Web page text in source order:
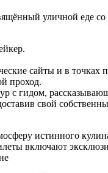
уличной еде
сайты и в точках
проход.
с гидом,
свой
истинного
включают